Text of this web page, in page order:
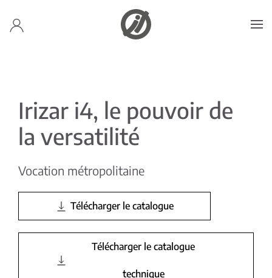
Accéder au contenu principal
Irizar i4, le pouvoir de
la versatilité
Vocation métropolitaine
Télécharger le catalogue
Télécharger le catalogue
technique